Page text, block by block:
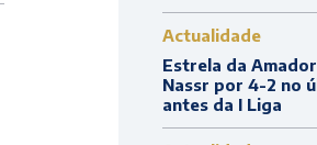
Actualidade
Estrela da
Nassr por 4-2 no
antes da I Liga